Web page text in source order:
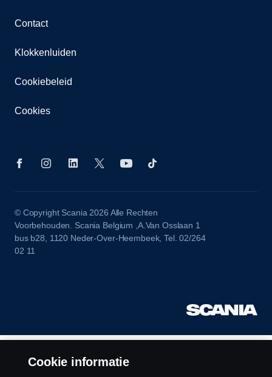
Contact
Klokkenluiden
Cookiebeleid
Cookies
© Copyright Scania 2026 Alle Rechten
Voorbehouden. Scania Belgium ,A.Van Osslaan 1
bus b28, 1120 Neder-Over-Heembeek, Tel. 02/264
02 11
Cookie informatie